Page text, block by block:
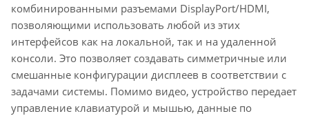
комбинированными разъемами DisplayPort/HDMI,
позволяющими использовать любой из этих
интерфейсов как на локальной, так и на удаленной
консоли. Это позволяет создавать симметричные или
смешанные конфигурации дисплеев в соответствии с
задачами системы. Помимо видео, устройство передает
управление клавиатурой и мышью, данные по